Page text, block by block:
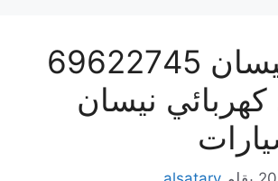
تصليح نيسان 69622745
نيسان